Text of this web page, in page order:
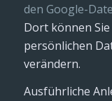
den Google-
Dort können
persönlichen
verändern.
Ausführliche